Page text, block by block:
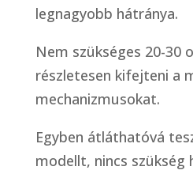
legnagyobb hátránya.
Nem szükséges 20-30
részletesen kifejteni a
mechanizmusokat.
Egyben átláthatóvá
modellt, nincs szükség